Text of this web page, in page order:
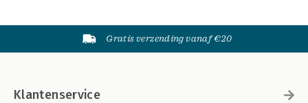
Gratis verzending vanaf €20
Klantenservice